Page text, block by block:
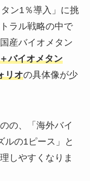
ン1％導入」に挑
ラル戦略の中で
産バイオメタン
バイオメタン
リオの具体像が少
の、「海外バイ
ルの1ピース」と
しやすくなりま